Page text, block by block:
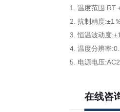
1. 温度范围
2. 抗制精度:±1
3. 恒温波动度
4. 温度分辨率
5. 电源电压
在线咨